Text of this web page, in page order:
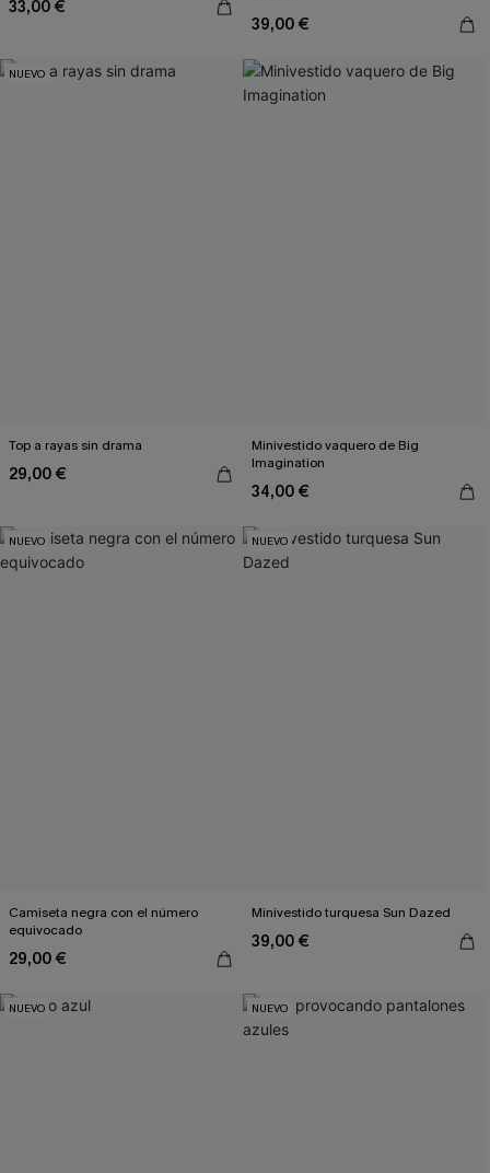
33,00 €
39,00 €
NUEVO
Top a rayas sin drama
29,00 €
Minivestido vaquero de Big
Imagination
34,00 €
NUEVO
Camiseta negra con el número
equivocado
29,00 €
NUEVO
Minivestido turquesa Sun Dazed
39,00 €
NUEVO NUEVO